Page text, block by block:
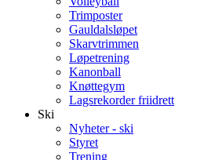
Trimposter
Gauldalsløpet
Skarvtrimmen
Løpetrening
Kanonball
Knøttegym
Lagsrekorder friidrett
Ski
Nyheter - ski
Styret
Trening